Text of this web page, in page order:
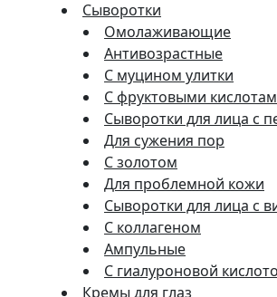
Сыворотки
Омолаживающие
Антивозрастные
С муцином улитки
С фруктовыми
Сыворотки для лица с
Для сужения пор
С золотом
Для проблемной кожи
Сыворотки для лица с
С коллагеном
Ампульные
С гиалуроновой
Кремы для глаз